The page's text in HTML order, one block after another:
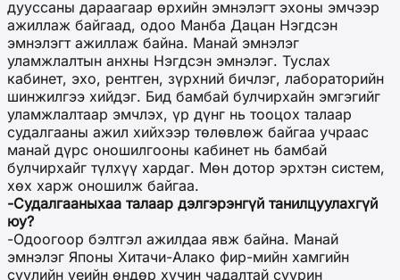
дууссаны дараагаар өрхийн эмнэлэгт эхоны эмчээр
ажиллаж байгаад, одоо Манба Дацан Нэгдсэн
эмнэлэгт ажиллаж байна. Манай эмнэлэг
уламжлалтын анхны Нэгдсэн эмнэлэг. Туслах
кабинет, эхо, рентген, зүрхний бичлэг, лабораторийн
шинжилгээ хийдэг. Бид бамбай булчирхайн эмгэгийг
уламжлалтаар эмчлэх, үр дүнг нь тооцох талаар
судалгааны ажил хийхээр төлөвлөж байгаа учраас
манай дүрс оношилгооны кабинет нь бамбай
булчирхайг түлхүү хардаг. Мөн дотор эрхтэн систем,
хөх харж оношилж байгаа.
-Судалгааныхаа талаар дэлгэрэнгүй танилцуулахгүй
юу?
-Одоогоор бэлтгэл ажилдаа явж байна. Манай
эмнэлэг Японы Хитачи-Алако фир-мийн хамгийн
сүүлийн үеийн өндөр хүчин чадалтай суурин